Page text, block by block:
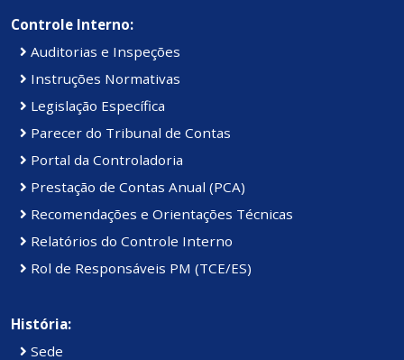
Controle Interno:
Auditorias e Inspeções
Instruções Normativas
Legislação Específica
Parecer do Tribunal de Contas
Portal da Controladoria
Prestação de Contas Anual (PCA)
Recomendações e Orientações Técnicas
Relatórios do Controle Interno
Rol de Responsáveis PM (TCE/ES)
História:
Sede